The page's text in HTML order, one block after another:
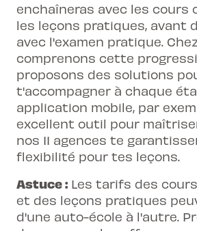
enchaîneras avec les cours
les leçons pratiques, avant
avec l'examen pratique.
comprenons cette
proposons des solutions
t'accompagner à chaque
application mobile, par
excellent outil pour
nos 11 agences te
flexibilité pour tes leçons.
Astuce : Les tarifs des
et des leçons pratiques
d'une auto-école à l'autre.